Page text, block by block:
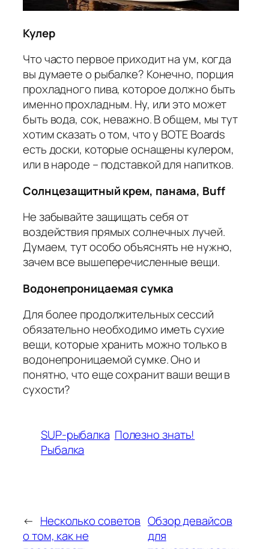
Кулер
Что часто первое приходит на ум, когда
вы думаете о рыбалке? Конечно, порция
прохладного пива, которое должно быть
именно прохладным. Ну, или это может
быть вода, сок, неважно. В общем, мы тут
хотим сказать о том, что у BOTE Boards
есть доски, которые оснащены кулером,
или в народе – подставкой для напитков.
Солнцезащитный крем, панама, Buff
Не забывайте защищать себя от
воздействия прямых солнечных лучей.
Думаем, тут особо объяснять не нужно,
зачем все вышеперечисленные вещи.
Водонепроницаемая сумка
Для более продолжительных сессий
обязательно необходимо иметь сухие
вещи, которые хранить можно только в
водонепроницаемой сумке. Оно и
понятно, что еще сохранит ваши вещи в
сухости?
SUP-рыбалка Полезно знать!
Рыбалка
← Несколько советов
о том, как не
Обзор девайсов
для